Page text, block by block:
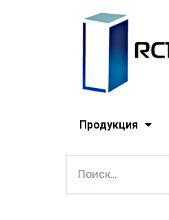
Продукция